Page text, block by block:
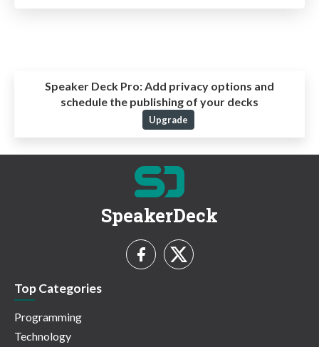
Speaker Deck Pro:Add privacy options and
schedule the publishing of your decks
Upgrade
SpeakerDeck
Top Categories
Programming
Technology